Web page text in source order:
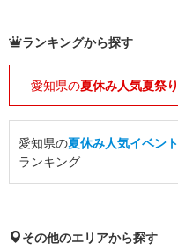
ランキングから探す
愛知県の夏休み人気夏祭り
愛知県の夏休み人気イベント
ランキング
その他のエリアから探す